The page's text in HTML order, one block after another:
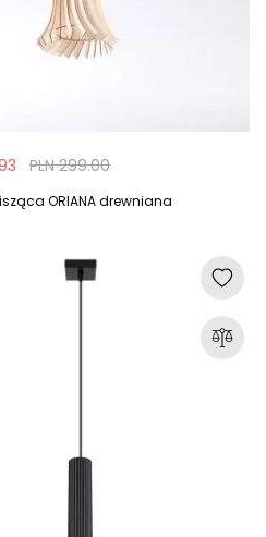
PLN 299.00
ORIANA drewniana